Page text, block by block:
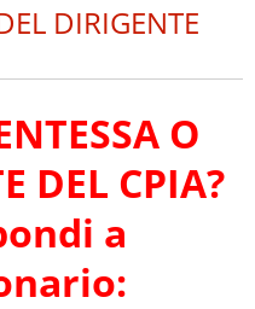
DIRIGENTE
O
DEL CPIA?
a